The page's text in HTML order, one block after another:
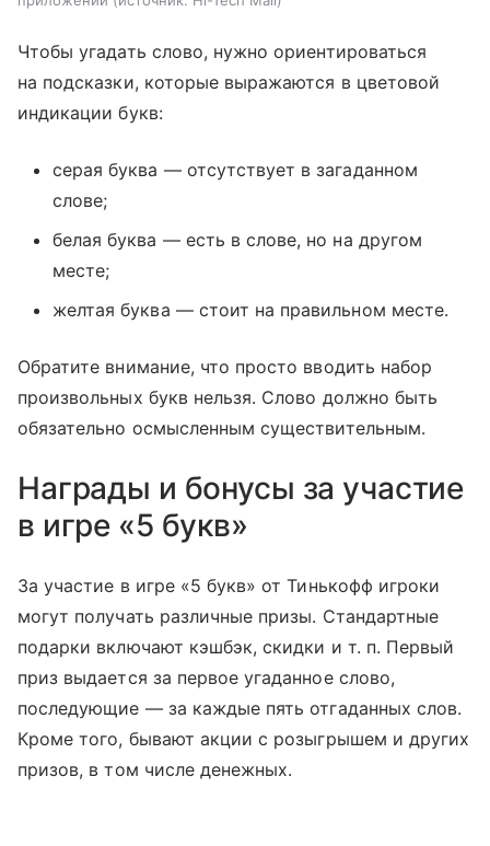
Чтобы угадать слово, нужно ориентироваться
на подсказки, которые выражаются в цветовой
индикации букв:
серая буква — отсутствует в загаданном
слове;
белая буква — есть в слове, но на другом
месте;
желтая буква — стоит на правильном месте.
Обратите внимание, что просто вводить набор
произвольных букв нельзя. Слово должно быть
обязательно осмысленным существительным.
Награды и бонусы за участие
в игре «5 букв»
За участие в игре «5 букв» от Тинькофф игроки
могут получать различные призы. Стандартные
подарки включают кэшбэк, скидки и т. п. Первый
приз выдается за первое угаданное слово,
последующие — за каждые пять отгаданных слов.
Кроме того, бывают акции с розыгрышем и других
призов, в том числе денежных.